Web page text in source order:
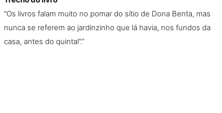
“Os livros falam muito no pomar do sítio de Dona Benta, mas
nunca se referem ao jardinzinho que lá havia, nos fundos da
casa, antes do quintal”.”